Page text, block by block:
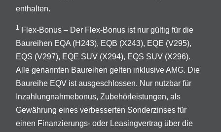
enthalten.
1 Flex-Bonus – Der Flex-Bonus ist nur gültig für die
Baureihen EQA (H243), EQB (X243), EQE (V295),
EQS (V297), EQE SUV (X294), EQS SUV (X296).
Alle genannten Baureihen gelten inklusive AMG. Die
Baureihe EQV ist ausgeschlossen. Nur nutzbar für
Inzahlungnahmebonus, Zubehörleistungen, als
Gewährung eines verbesserten Sonderzinses für
einen Finanzierungs- oder Leasingvertrag über die